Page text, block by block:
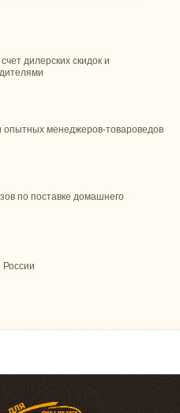
дилерских скидок и
опытных менеджеров-товароведов
по поставке домашнего
России